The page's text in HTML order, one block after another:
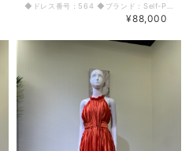
¥88,000